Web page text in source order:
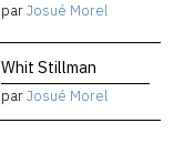
parJosué Morel
Whit Stillman
parJosué Morel